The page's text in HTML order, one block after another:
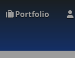
Portfolio